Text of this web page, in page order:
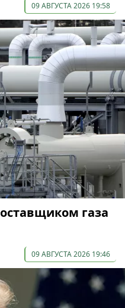
09 АВГУСТА 2026 19:58
газа
09 АВГУСТА 2026 19:46